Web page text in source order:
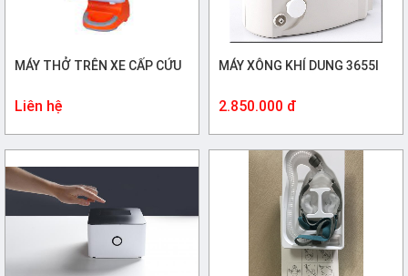
MÁY THỞ TRÊN XE CẤP CỨU
Liên hệ
MÁY XÔNG KHÍ DUNG 3655I
2.850.000 đ